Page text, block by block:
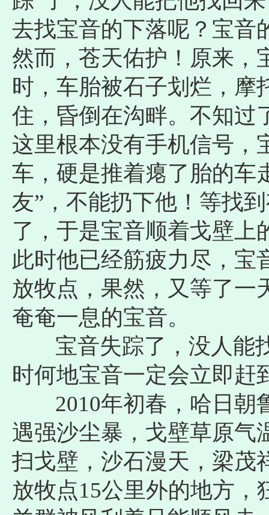
去找宝音的下落呢？宝音
然而，苍天佑护！原来，
时，车胎被石子划烂，摩
住，昏倒在沟畔。不知过
这里根本没有手机信号，
车，硬是推着瘪了胎的车
友”，不能扔下他！等找
了，于是宝音顺着戈壁上
此时他已经筋疲力尽，宝
放牧点，果然，又等了一
奄奄一息的宝音。
宝音失踪了，没人能
时何地宝音一定会立即赶
2010年初春，哈日朝
遇强沙尘暴，戈壁草原气
扫戈壁，沙石漫天，梁茂
放牧点15公里外的地方